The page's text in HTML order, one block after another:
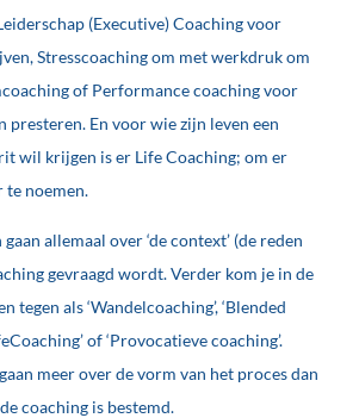
(Executive) Coaching voor
Stresscoaching om met werkdruk om
of Performance coaching voor
presteren. En voor wie zijn leven een
wil krijgen is er Life Coaching; om er
te noemen.
allemaal over ‘de context’ (de reden
gevraagd wordt. Verder kom je in de
als ‘Wandelcoaching’, ‘Blended
of ‘Provocatieve coaching’.
meer over de vorm van het proces dan
coaching is bestemd.